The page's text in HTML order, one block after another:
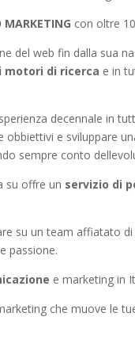
con oltre
del web fin dalla sua
motori di ricerca e in
decennale in
e sviluppare
sempre conto
su offre un servizio di
su un team affiatato
passione.
e marketing in
che muove le